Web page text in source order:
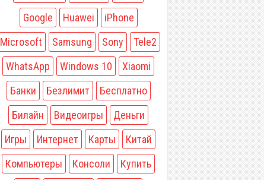
Google
Huawei
iPhone
Microsoft
Samsung Sony
Tele2
WhatsApp
Windows 10
Xiaomi
Банки
Безлимит
Бесплатно
Билайн
Видеоигры
Деньги
Игры
Интернет Карты
Китай
Компьютеры
Консоли
Купить